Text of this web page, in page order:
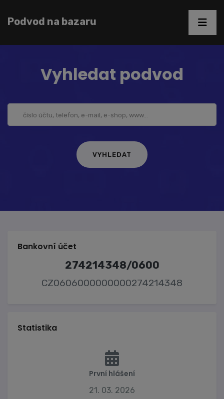
Podvod na bazaru
Vyhledat podvod
Bankovní účet
274214348/0600
CZ0606000000000274214348
Statistika
První hlášení
21. 03. 2026